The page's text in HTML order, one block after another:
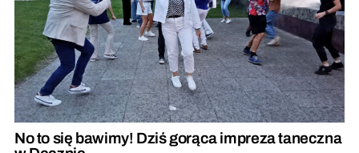
No to się bawimy! Dziś gorąca impreza taneczna